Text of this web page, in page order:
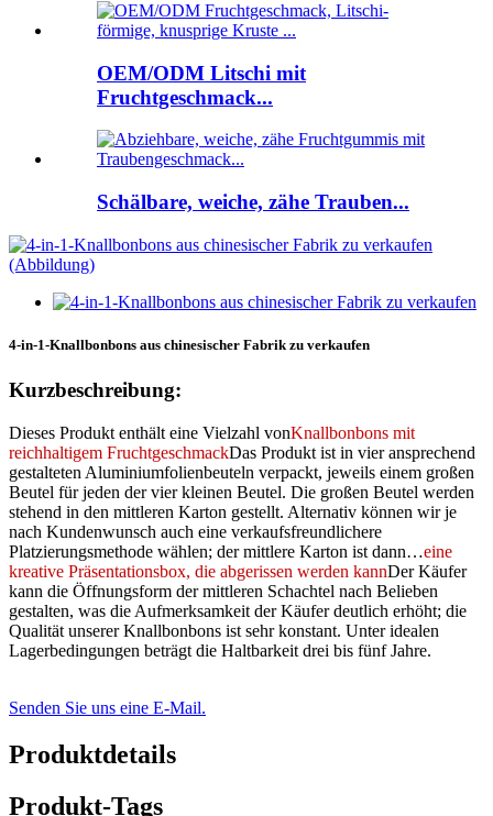
OEM/ODM Litschi mit
Fruchtgeschmack...
Schälbare, weiche, zähe Trauben...
4-in-1-Knallbonbons aus chinesischer Fabrik zu verkaufen
Kurzbeschreibung:
Dieses Produkt enthält eine Vielzahl vonKnallbonbons mit
reichhaltigem FruchtgeschmackDas Produkt ist in vier ansprechend
gestalteten Aluminiumfolienbeuteln verpackt, jeweils einem großen
Beutel für jeden der vier kleinen Beutel. Die großen Beutel werden
stehend in den mittleren Karton gestellt. Alternativ können wir je
nach Kundenwunsch auch eine verkaufsfreundlichere
Platzierungsmethode wählen; der mittlere Karton ist dann…eine
kreative Präsentationsbox, die abgerissen werden kannDer Käufer
kann die Öffnungsform der mittleren Schachtel nach Belieben
gestalten, was die Aufmerksamkeit der Käufer deutlich erhöht; die
Qualität unserer Knallbonbons ist sehr konstant. Unter idealen
Lagerbedingungen beträgt die Haltbarkeit drei bis fünf Jahre.
Senden Sie uns eine E-Mail.
Produktdetails
Produkt-Tags